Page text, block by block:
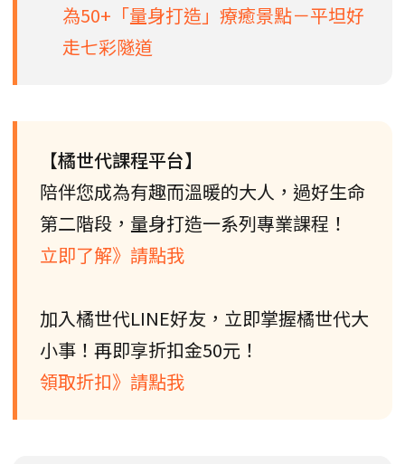
為50+「量身打造」療癒景點－平坦好
走七彩隧道
【橘世代課程平台】
陪伴您成為有趣而溫暖的大人，過好生命
第二階段，量身打造一系列專業課程！
立即了解》請點我
加入橘世代LINE好友，立即掌握橘世代大
小事！再即享折扣金50元！
領取折扣》請點我